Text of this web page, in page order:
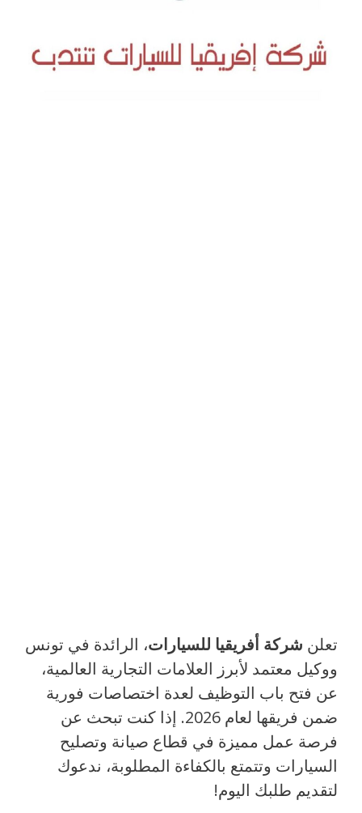
تعلن شركة أفريقيا للسيارات، الرائدة في تونس
ووكيل معتمد لأبرز العلامات التجارية العالمية،
عن فتح باب التوظيف لعدة اختصاصات فورية
ضمن فريقها لعام 2026. إذا كنت تبحث عن
فرصة عمل مميزة في قطاع صيانة وتصليح
السيارات وتتمتع بالكفاءة المطلوبة، ندعوك
لتقديم طلبك اليوم!